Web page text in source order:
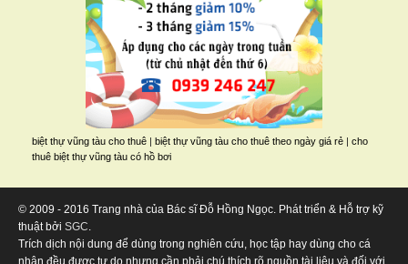
biệt thự vũng tàu cho thuê biệt thự vũng tàu cho thuê theo ngày giá rẻ
cho
thuê biệt thự vũng tàu có hồ bơi
© 2009 - 2016 Trang nhà của Bác sĩ Đỗ Hồng Ngọc. Phát triển & Hỗ trợ kỹ
thuật bởi SGC.
Trích dịch nội dung để dùng trong nghiên cứu, học tập hay dùng cho cá